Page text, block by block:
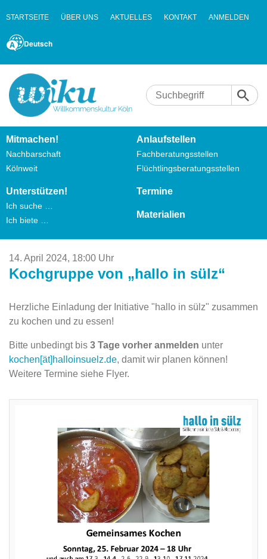
STARTSEITE ÜBER UNS AKTUELLES KONTAKT ANMELDEN
Deutsch
Mitmachen!
Nachbarschaft
Kölnweit
Anlaufstellen
Fachberatungsstellen
Flüchtlingsberatungsstellen
Unterstützen!
Ich suche …
Ich biete …
Termine
Materialien
14. April 2024, 18:00 Uhr
Kochgruppe von „hallo in sülz“
Herzliche Einladung der Initiative "hallo in sülz" zusammen
zu kochen und zu essen!
Bitte unbedingt bis 3 Tage vorher anmelden unter
kochen[ät]halloinsuelz.de, damit wir planen können!
Weitere Termine siehe Flyer.